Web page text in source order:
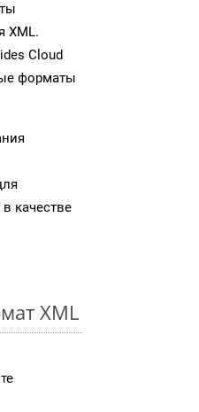
XML.
Cloud
форматы
качестве
XML